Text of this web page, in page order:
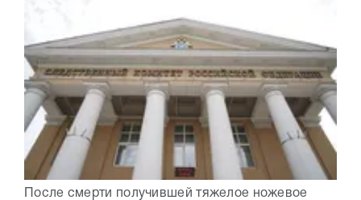
После смерти получившей тяжелое ножевое